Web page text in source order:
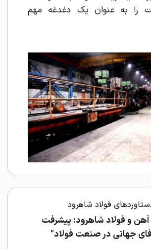
را به‌ عنوان یک دغدغه مهم
فولاد شاهرود
و فولاد شاهرود: پیشرفت
جهانی در صنعت فولاد"